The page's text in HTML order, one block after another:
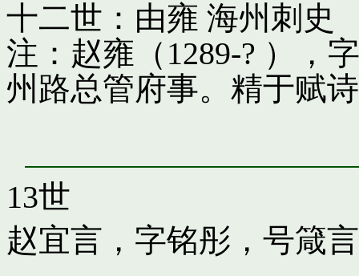
十二世：由雍 海州刺史
注：赵雍（1289-? ），
州路总管府事。精于赋
13世
赵宜言，字铭彤，号箴言